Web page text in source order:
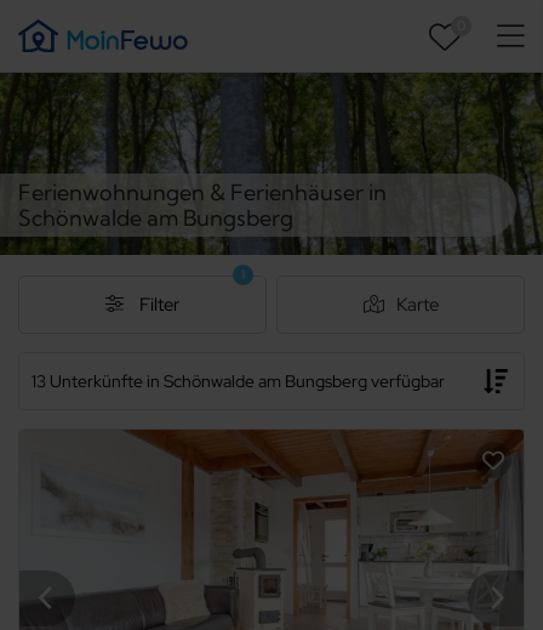
Ferienwohnungen & Ferienhäuser in
Schönwalde am Bungsberg
13 Unterkünfte in Schönwalde am Bungsberg verfügbar
Filter
1
Karte